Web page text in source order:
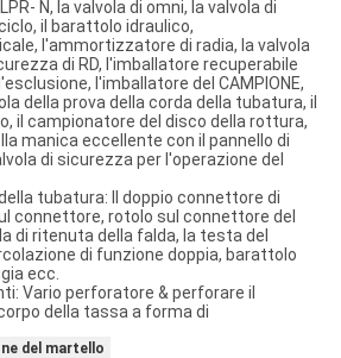
N, la valvola di omni, la valvola di
il barattolo idraulico,
l'ammortizzatore di radia, la valvola
di RD, l'imballatore recuperabile
l'imballatore del CAMPIONE,
della prova della corda della tubatura, il
il campionatore del disco della rottura,
manica eccellente con il pannello di
di sicurezza per l'operazione del
tubatura: Il doppio connettore di
connettore, rotolo sul connettore del
di ritenuta della falda, la testa del
di funzione doppia, barattolo
ecc.
Vario perforatore & perforare il
della tassa a forma di
del martello